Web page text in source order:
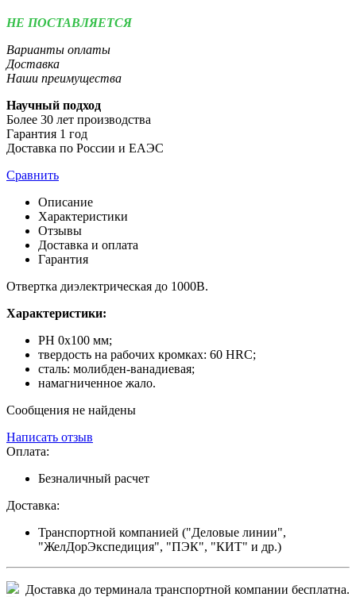
НЕ ПОСТАВЛЯЕТСЯ
Варианты оплаты
Доставка
Наши преимущества
Научный подход
Более 30 лет производства
Гарантия 1 год
Доставка по России и ЕАЭС
Сравнить
Описание
Характеристики
Отзывы
Доставка и оплата
Гарантия
Отвертка диэлектрическая до 1000В.
Характеристики:
PH 0x100 мм;
твердость на рабочих кромках: 60 HRC;
сталь: молибден-ванадиевая;
намагниченное жало.
Сообщения не найдены
Написать отзыв
Оплата:
Безналичный расчет
Доставка:
Транспортной компанией ("Деловые линии",
"ЖелДорЭкспедиция", "ПЭК", "КИТ" и др.)
Доставка до терминала транспортной компании бесплатна.